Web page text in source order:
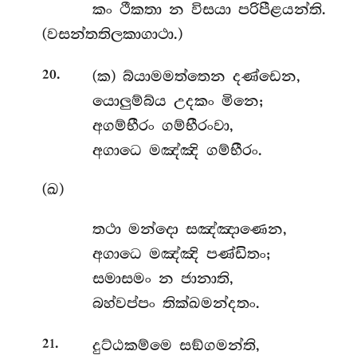
කං ථීකතා න විසයා පරිපීළයන්ති.
(වසන්තතිලකාගාථා.)
20. (ක) බ්යාමමත්තෙන දණ්ඩෙන,
යොලුම්බ්ය උදකං මිනෙ;
අගම්භීරං ගම්භීරංවා,
අගාධෙ මඤ්ඤි ගම්භීරං.
(ඛ)
තථා මන්දො සඤ්ඤාණෙන,
අගාධෙ මඤ්ඤි පණ්ඩිතං;
සමාසමං න ජානාති,
බහ්වප්පං තික්ඛමන්දතං.
21. දුට්ඨකම්මෙ සඞ්ගමන්ති,